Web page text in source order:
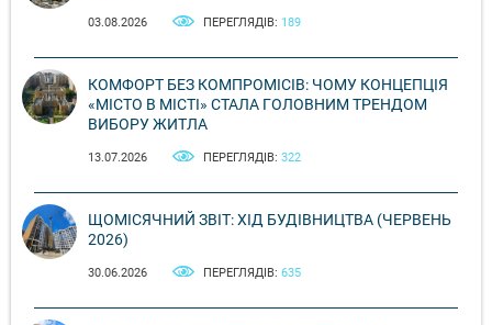
03.08.2026 ПЕРЕГЛЯДІВ: 189
КОМФОРТ БЕЗ КОМПРОМІСІВ: ЧОМУ КОНЦЕПЦІЯ
«МІСТО В МІСТІ» СТАЛА ГОЛОВНИМ ТРЕНДОМ
ВИБОРУ ЖИТЛА
13.07.2026 ПЕРЕГЛЯДІВ: 322
ЩОМІСЯЧНИЙ ЗВІТ: ХІД БУДІВНИЦТВА (ЧЕРВЕНЬ
2026)
30.06.2026 ПЕРЕГЛЯДІВ: 635